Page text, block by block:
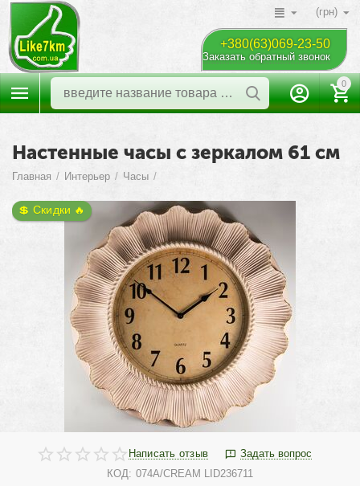
(грн)
+380(63)069-23-50
Заказать обратный звонок
0
Настенные часы с зеркалом 61 см
Главная / Интерьер / Часы /
Написать отзыв
Задать вопрос
КОД: 074A/CREAM LID236711